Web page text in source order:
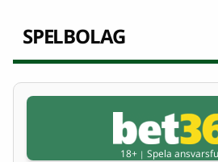
SPELBOLAG
18+ | Spela